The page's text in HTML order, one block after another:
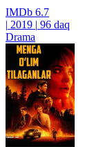
IMDb 6.7
| 2019 | 96 daq
Drama